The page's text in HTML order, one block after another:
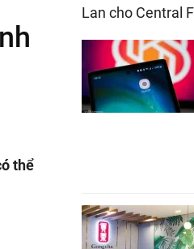
thể
Lan cho Central